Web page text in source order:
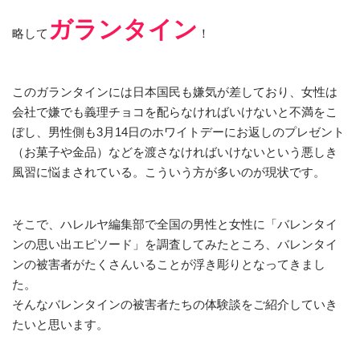
略して ガランタイン ！
このガランタインには日本国民も嫌気が差しており、女性は
会社で嫌でも義理チョコを配らなければいけないと不満をこ
ぼし、男性側も3月14日のホワイトデーにお返しのプレゼント
（お菓子や金品）などを渡さなければいけないという悪しき
風習に悩まされている。こういう方が多いのが現状です。
そこで、ハレルヤ編集部で全国の男性と女性に「バレンタイ
ンの思い出エピソード」を調査してみたところ、バレンタイ
ンの被害者がたくさんいることが浮き彫りとなってきまし
た。
そんなバレンタインの被害者たちの体験談をご紹介していき
たいと思います。